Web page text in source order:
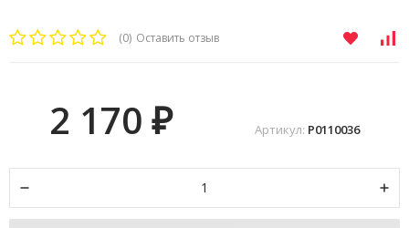
(0) Оставить отзыв
Артикул: P0110036
2 170₽